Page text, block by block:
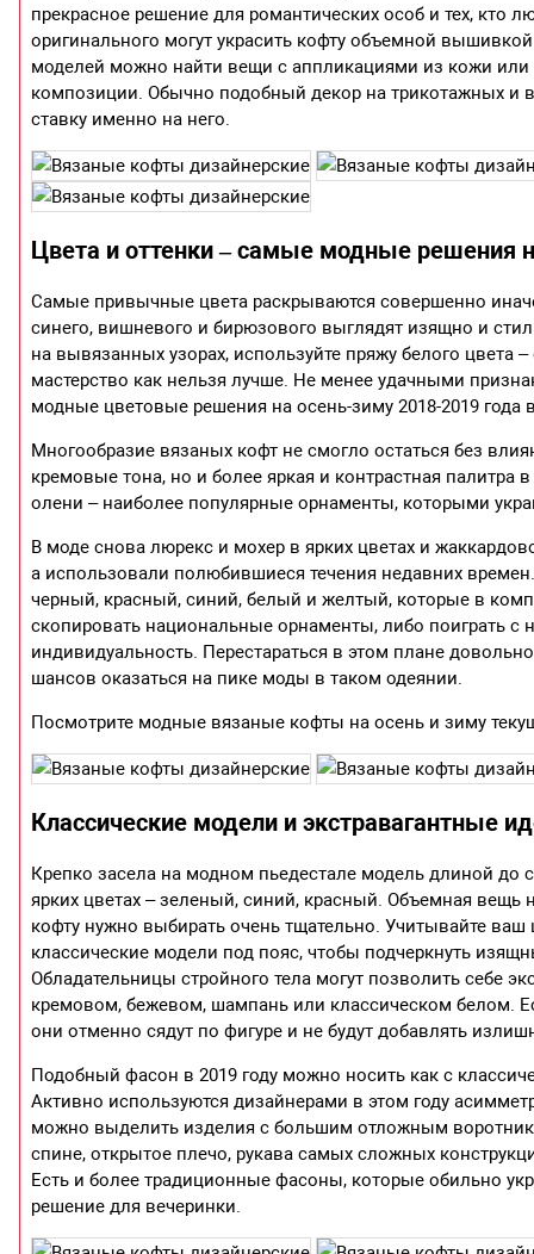
прекрасное решение для романтических особ и тех,
оригинального могут украсить кофту объемной
моделей можно найти вещи с аппликациями из кожи или
композиции. Обычно подобный декор на трикотажных и
ставку именно на него.
Цвета и оттенки – самые модные решения
Самые привычные цвета раскрываются совершенно
синего, вишневого и бирюзового выглядят изящно и
на вывязанных узорах, используйте пряжу белого цвета
мастерство как нельзя лучше. Не менее удачными
модные цветовые решения на осень-зиму 2018-2019
Многообразие вязаных кофт не смогло остаться без
кремовые тона, но и более яркая и контрастная
олени – наиболее популярные орнаменты, которыми
В моде снова люрекс и мохер в ярких цветах и
а использовали полюбившиеся течения недавних
черный, красный, синий, белый и желтый, которые в
скопировать национальные орнаменты, либо поиграть с
индивидуальность. Перестараться в этом плане
шансов оказаться на пике моды в таком одеянии.
Посмотрите модные вязаные кофты на осень и зиму
Классические модели и экстравагантные
Крепко засела на модном пьедестале модель длиной до
ярких цветах – зеленый, синий, красный. Объемная вещь
кофту нужно выбирать очень тщательно. Учитывайте
классические модели под пояс, чтобы подчеркнуть
Обладательницы стройного тела могут позволить себе
кремовом, бежевом, шампань или классическом белом.
они отменно сядут по фигуре и не будут добавлять
Подобный фасон в 2019 году можно носить как с
Активно используются дизайнерами в этом году
можно выделить изделия с большим отложным
спине, открытое плечо, рукава самых сложных
Есть и более традиционные фасоны, которые обильно
решение для вечеринки.